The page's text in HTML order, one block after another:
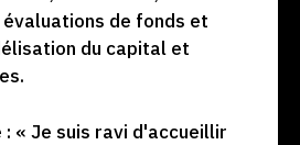
de fonds et
du capital et
« Je suis ravi d'accueillir